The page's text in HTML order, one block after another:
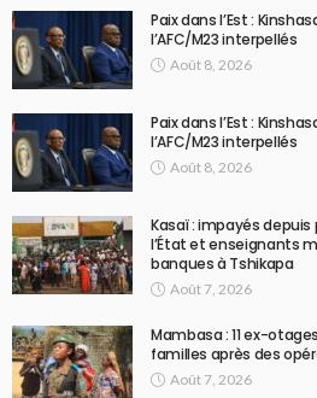
Paix dans l’Est :
l’AFC/M23 interpellés
Août 8, 2026
Paix dans l’Est :
l’AFC/M23 interpellés
Août 8, 2026
Kasaï : impayés
l’État et enseignants
banques à Tshikapa
Août 7, 2026
Mambasa : 11 ex-
familles après des
Août 7, 2026